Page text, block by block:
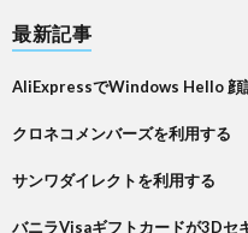
最新記事
AliExpressでWindows Hello 顔
クロネコメンバーズを利用する
サンワダイレクトを利用する
バニラVisaギフトカードが3Dセ